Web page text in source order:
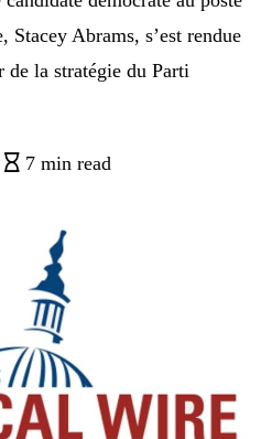
Stacey Abrams, s’est rendue
la stratégie du Parti
7 min read